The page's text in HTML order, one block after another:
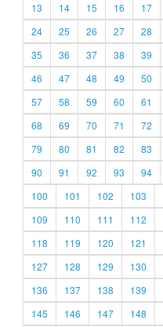
13
14 15 16 17
24
25 26 27 28
35
36 37 38 39
46
47 48 49 50
57
58 59 60 61
68
69 70 71 72
79
80 81 82 83
90
91 92 93 94
100
101 102 103
109
110 111 112
118
119 120 121
127
128 129 130
136
137 138 139
145
146 147 148